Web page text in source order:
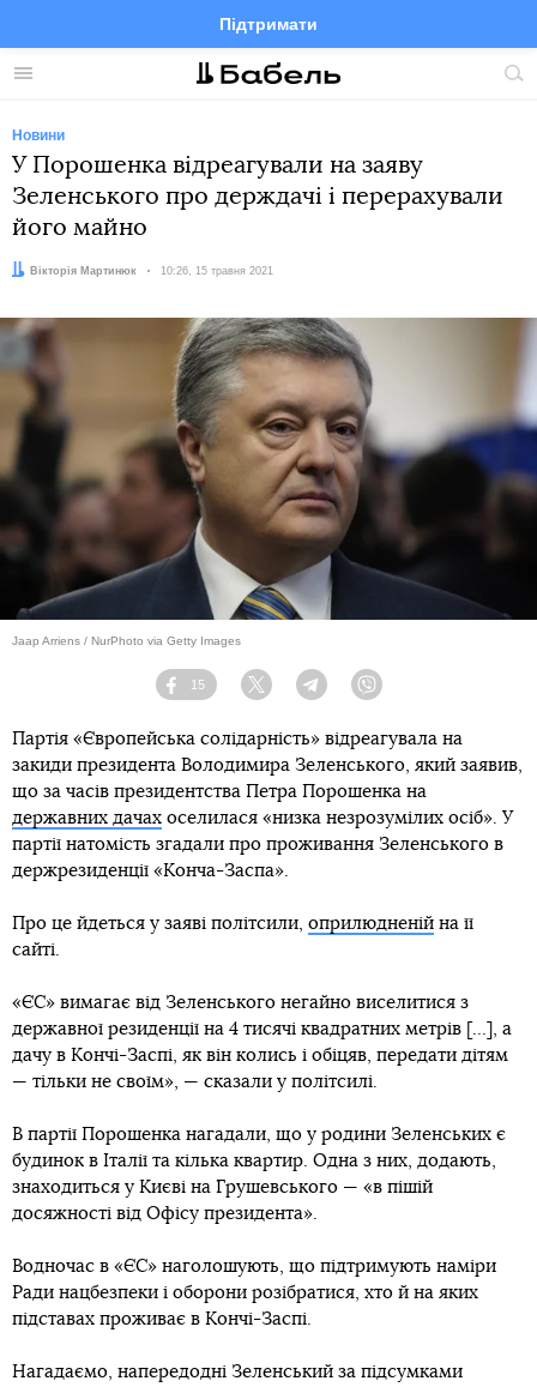
Меню
Підтримати
FacebookTelegramTwitter
Новини
У Порошенка відреагували на заяву
Зеленського про держдачі і перерахували
його майно
Автор:Вікторія Мартинюк Дата:
10:26, 15 травня 2021
Jaap Arriens / NurPhoto via Getty Images
Facebook
15
Twitter TelegramViber
Партія «Європейська солідарність» відреагувала на
закиди президента Володимира Зеленського, який заявив,
що за часів президентства Петра Порошенка на
державних дачах оселилася «низка незрозумілих осіб». У
партії натомість згадали про проживання Зеленського в
держрезиденції «Конча-Заспа».
Про це йдеться у заяві політсили, оприлюдненій на її
сайті.
«ЄС» вимагає від Зеленського негайно виселитися з
державної резиденції на 4 тисячі квадратних метрів […], а
дачу в Кончі-Заспі, як він колись і обіцяв, передати дітям
— тільки не своїм», — сказали у політсилі.
В партії Порошенка нагадали, що у родини Зеленських є
будинок в Італії та кілька квартир. Одна з них, додають,
знаходиться у Києві на Грушевського — «в пішій
досяжності від Офісу президента».
Водночас в «ЄС» наголошують, що підтримують наміри
Ради нацбезпеки і оборони розібратися, хто й на яких
підставах проживає в Кончі-Заспі.
Нагадаємо, напередодні Зеленський за підсумками